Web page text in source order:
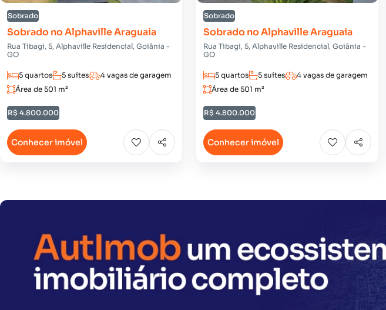
Sobrado
Sobrado no Alphaville Araguaia
Rua Tibagi, 5, Alphaville Residencial, Goiânia -
GO
5 quartos 5 suítes
4 vagas de garagem
Área de 501 m²
R$ 4.800.000
Conhecer imóvel
Sobrado
Sobrado no Alphaville Araguaia
Rua Tibagi, 5, Alphaville Residencial, Goiânia -
GO
5 quartos 5 suítes
4 vagas de garagem
Área de 501 m²
R$ 4.800.000
Conhecer imóvel